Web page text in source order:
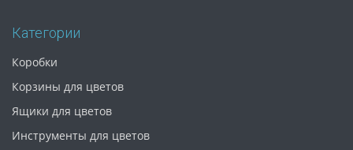
Категории
Коробки
Корзины для цветов
Ящики для цветов
Инструменты для цветов